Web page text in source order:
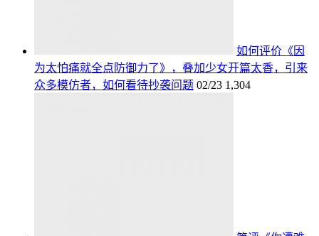
如何评价《因
为太怕痛就全点防御力了》，叠加少女开篇太香，引来
众多模仿者，如何看待抄袭问题 02/23 1,304